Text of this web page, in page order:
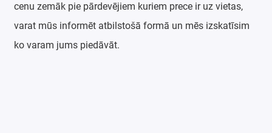
cenu zemāk pie pārdevējiem kuriem prece ir uz vietas,
varat mūs informēt atbilstošā formā un mēs izskatīsim
ko varam jums piedāvāt.